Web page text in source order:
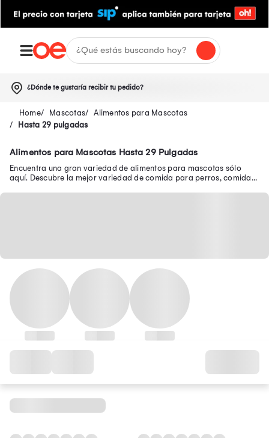
¿Dónde te gustaría recibir tu pedido?
Mascotas
Alimentos para Mascotas
Hasta 29 pulgadas
Alimentos para Mascotas Hasta 29 Pulgadas
Encuentra una gran variedad de alimentos para mascotas sólo
aquí. Descubre la mejor variedad de comida para perros, comida